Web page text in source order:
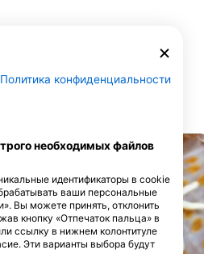
iStock-Michael Zeigler
Политика конфиденциальности
необходимых файлов
идентификаторы в cookie
ваши персональные
Вы можете принять, отклонить
кнопку «Отпечаток пальца» в
ссылку в нижнем колонтитуле
Эти варианты выбора будут